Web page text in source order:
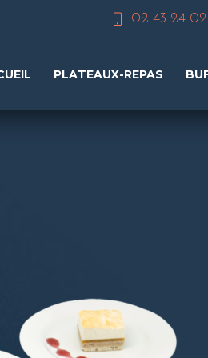
02 43 24 02
PLATEAUX-REPAS